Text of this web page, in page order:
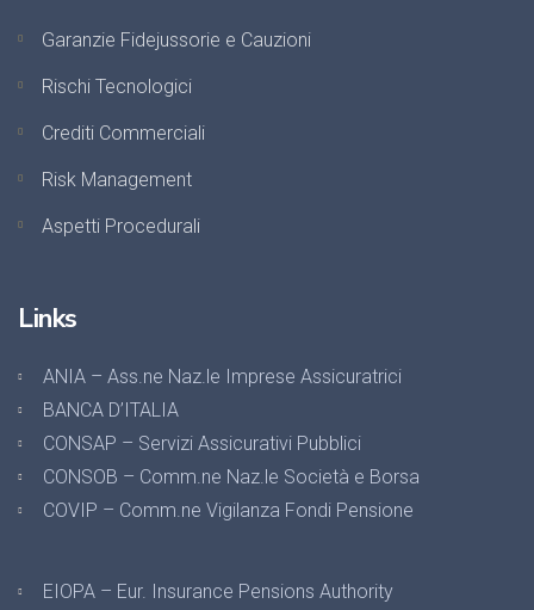
Garanzie Fidejussorie e Cauzioni
Rischi Tecnologici
Crediti Commerciali
Risk Management
Aspetti Procedurali
Links
ANIA – Ass.ne Naz.le Imprese Assicuratrici
BANCA D’ITALIA
CONSAP – Servizi Assicurativi Pubblici
CONSOB – Comm.ne Naz.le Società e Borsa
COVIP – Comm.ne Vigilanza Fondi Pensione
EIOPA – Eur. Insurance Pensions Authority